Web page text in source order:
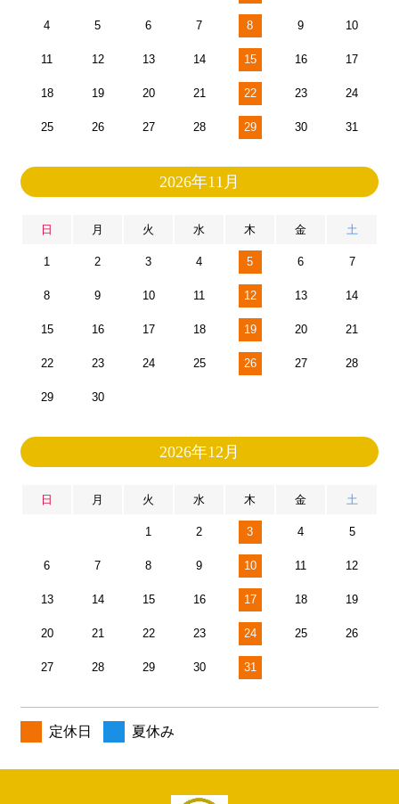
4 5 6 7 8 9 10
11 12 13 14 15 16 17
18 19 20 21 22 23 24
25 26 27 28 29 30 31
2026年11月
日 月 火 水 木 金 土
1 2 3 4 5 6 7
8 9 10 11 12 13 14
15 16 17 18 19 20 21
22 23 24 25 26 27 28
29 30
2026年12月
日 月 火 水 木 金 土
1 2 3 4 5
6 7 8 9 10 11 12
13 14 15 16 17 18 19
20 21 22 23 24 25 26
27 28 29 30 31
定休日 夏休み